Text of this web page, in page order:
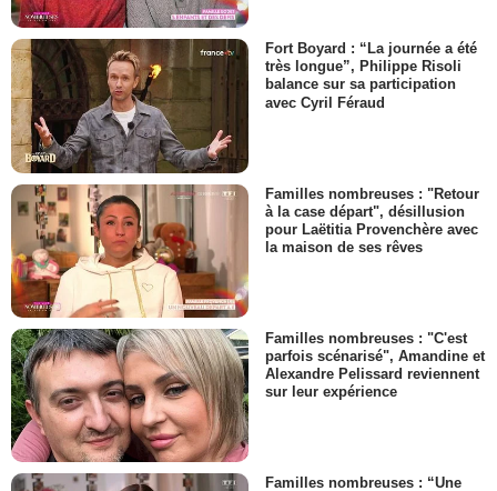
Fort Boyard : “La journée a été
très longue”, Philippe Risoli
balance sur sa participation
avec Cyril Féraud
Familles nombreuses : "Retour
à la case départ", désillusion
pour Laëtitia Provenchère avec
la maison de ses rêves
Familles nombreuses : "C'est
parfois scénarisé", Amandine et
Alexandre Pelissard reviennent
sur leur expérience
Familles nombreuses : “Une